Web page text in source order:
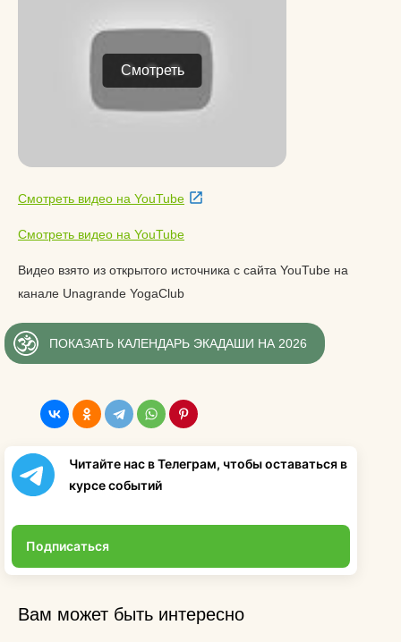
Смотреть
Смотреть видео на YouTube
Смотреть видео на YouTube
Видео взято из открытого источника с сайта YouTube на
канале Unagrande YogaClub
ПОКАЗАТЬ КАЛЕНДАРЬ ЭКАДАШИ НА 2026
Читайте нас в Телеграм, чтобы оставаться в
курсе событий
Подписаться
Вам может быть интересно